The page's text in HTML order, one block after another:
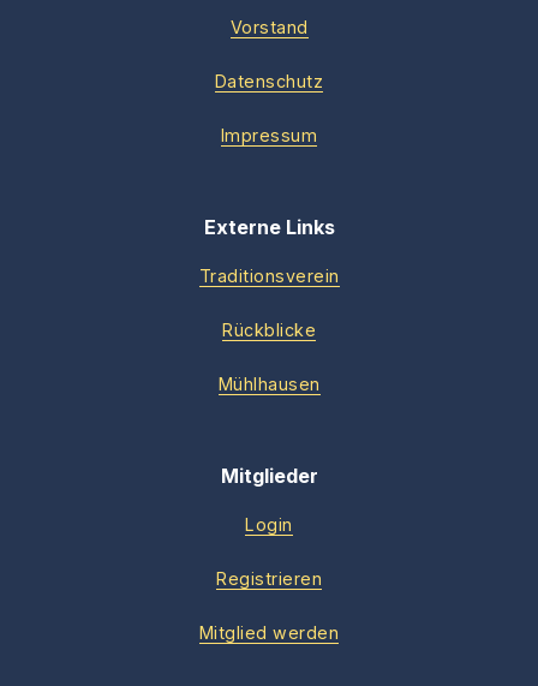
Vorstand
Datenschutz
Impressum
Externe Links
Traditionsverein
Rückblicke
Mühlhausen
Mitglieder
Login
Registrieren
Mitglied werden